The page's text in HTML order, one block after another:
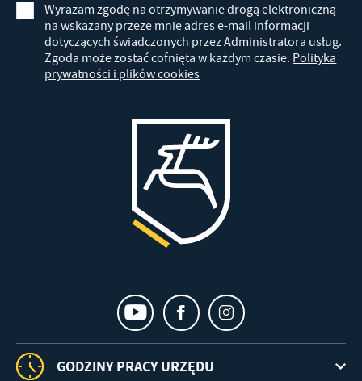
Wyrażam zgodę na otrzymywanie drogą elektroniczną
na wskazany przeze mnie adres e-mail informacji
dotyczących świadczonych przez Administratora usług.
Zgoda może zostać cofnięta w każdym czasie. Polityka
prywatności i plików cookies
GODZINY PRACY URZĘDU